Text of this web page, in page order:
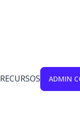
RECURSOS ADMIN